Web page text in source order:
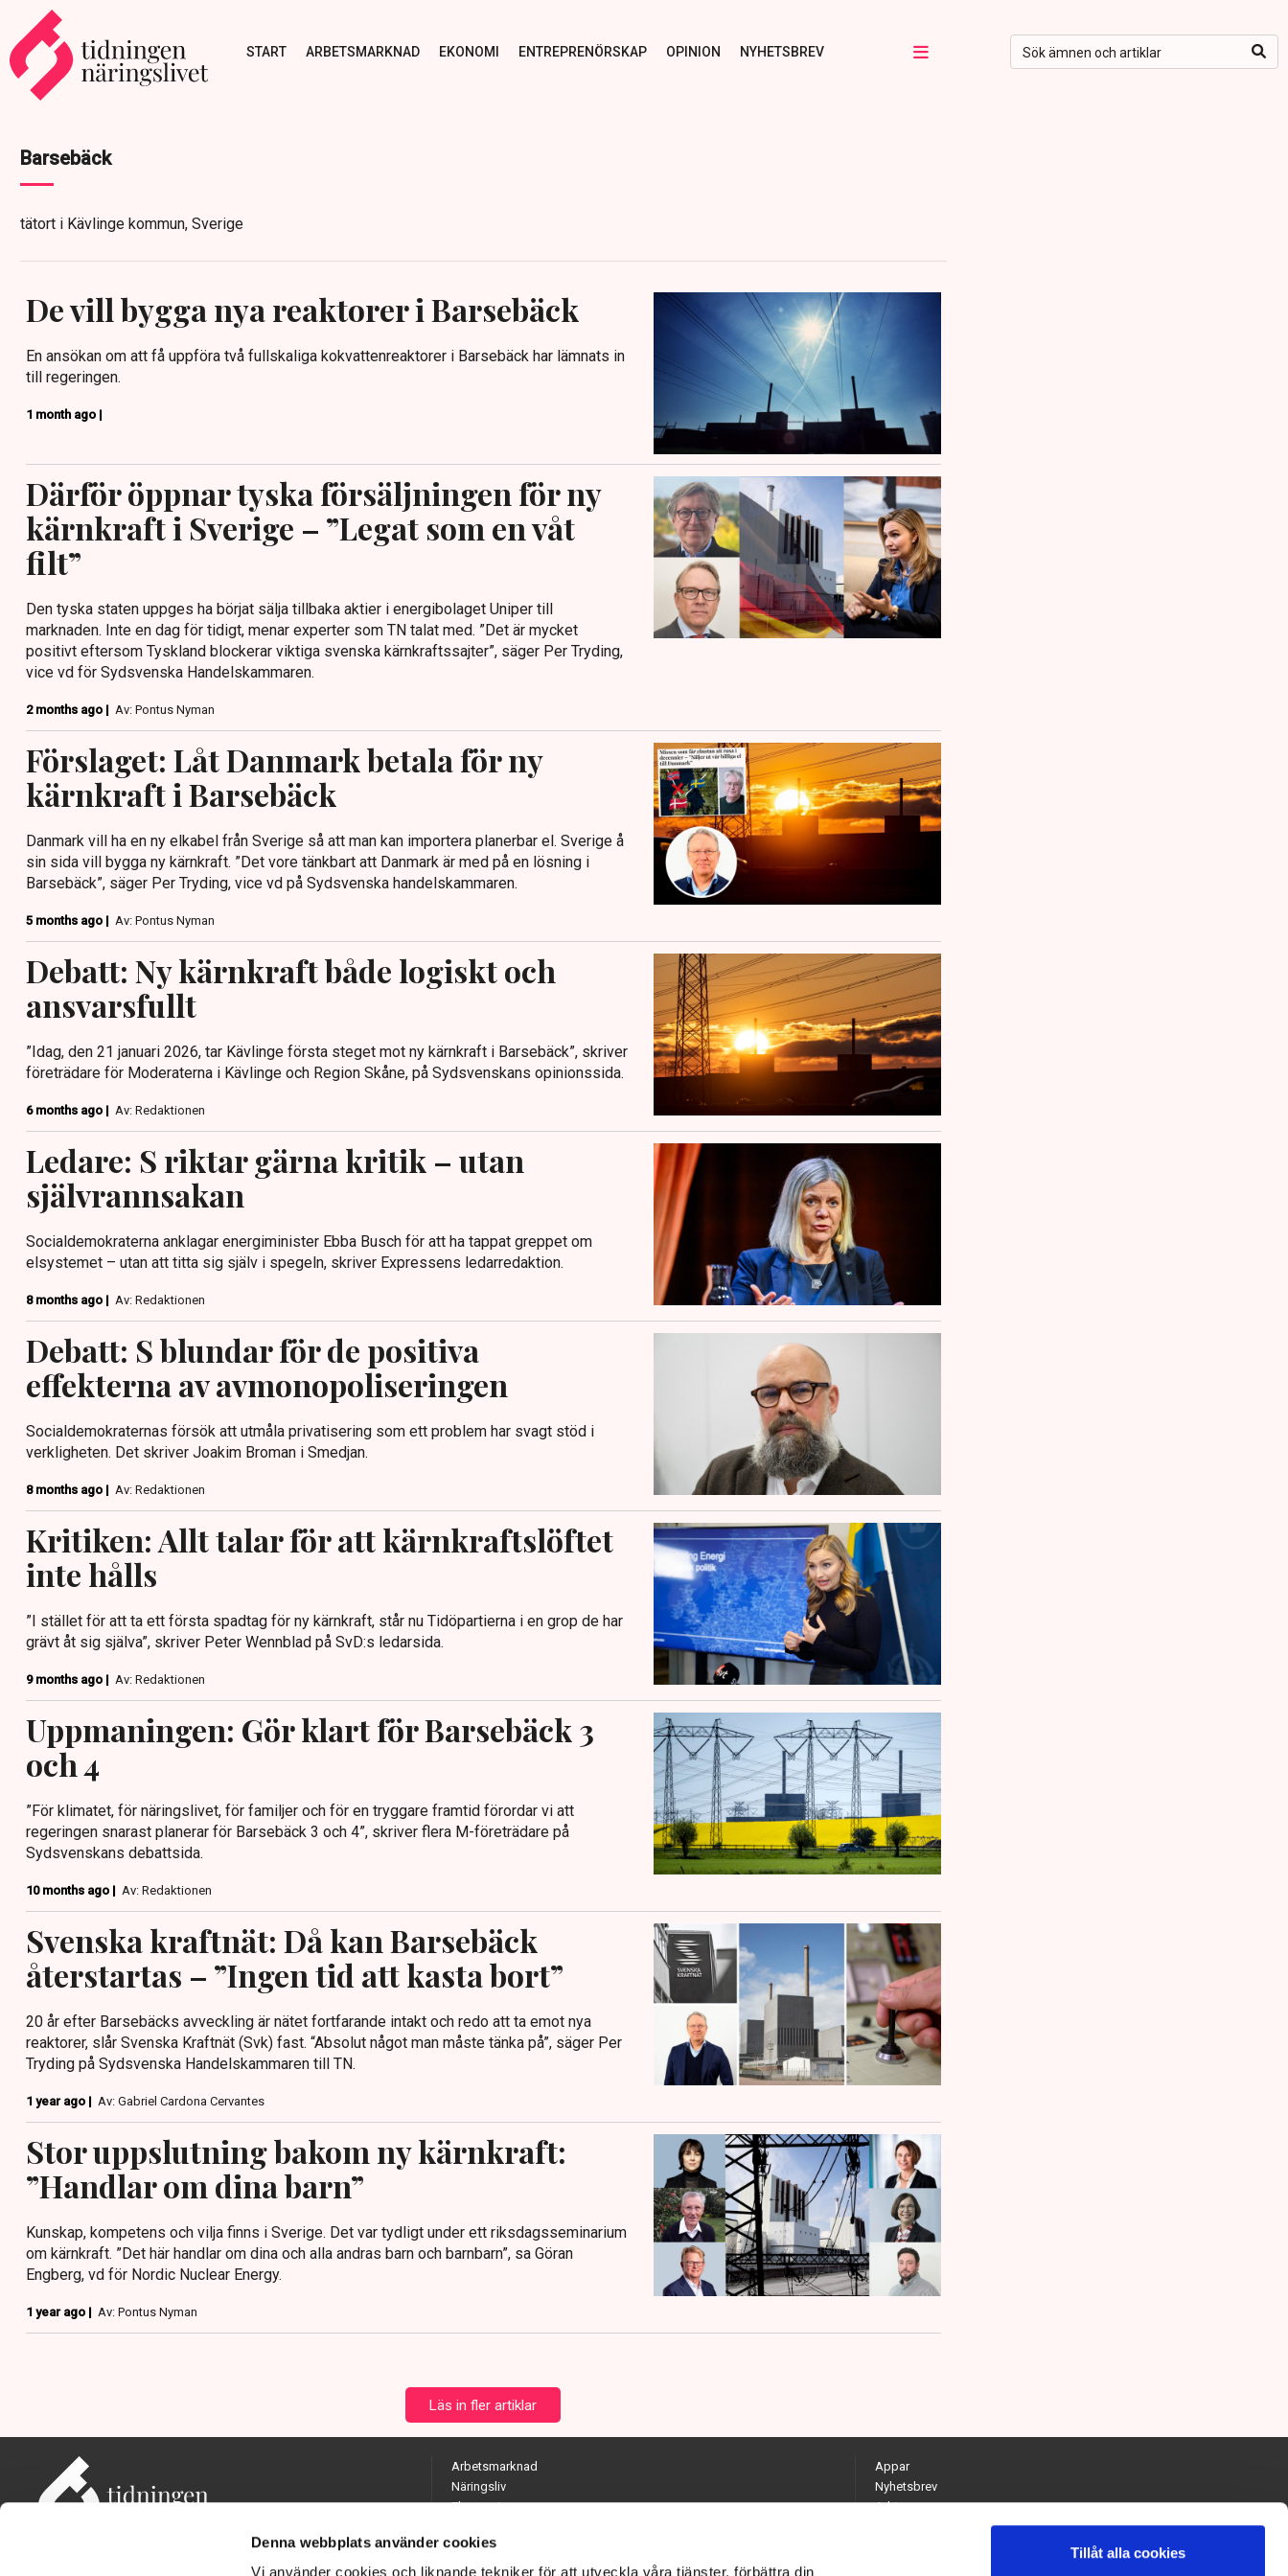
Denna webbplats använder cookies
Vi använder cookies och liknande tekniker för att utveckla våra tjänster, förbättra din
Tillåt alla cookies
START ARBETSMARKNAD EKONOMI ENTREPRENÖRSKAP OPINION NYHETSBREV
Barsebäck
tätort i Kävlinge kommun, Sverige
De vill bygga nya reaktorer i Barsebäck
En ansökan om att få uppföra två fullskaliga kokvattenreaktorer i Barsebäck har lämnats in
till regeringen.
1 month ago |
Därför öppnar tyska försäljningen för ny
kärnkraft i Sverige – ”Legat som en våt
filt”
Den tyska staten uppges ha börjat sälja tillbaka aktier i energibolaget Uniper till
marknaden. Inte en dag för tidigt, menar experter som TN talat med. ”Det är mycket
positivt eftersom Tyskland blockerar viktiga svenska kärnkraftssajter”, säger Per Tryding,
vice vd för Sydsvenska Handelskammaren.
2 months ago | Av: Pontus Nyman
Förslaget: Låt Danmark betala för ny
kärnkraft i Barsebäck
Danmark vill ha en ny elkabel från Sverige så att man kan importera planerbar el. Sverige å
sin sida vill bygga ny kärnkraft. ”Det vore tänkbart att Danmark är med på en lösning i
Barsebäck”, säger Per Tryding, vice vd på Sydsvenska handelskammaren.
5 months ago | Av: Pontus Nyman
Debatt: Ny kärnkraft både logiskt och
ansvarsfullt
”Idag, den 21 januari 2026, tar Kävlinge första steget mot ny kärnkraft i Barsebäck”, skriver
företrädare för Moderaterna i Kävlinge och Region Skåne, på Sydsvenskans opinionssida.
6 months ago | Av: Redaktionen
Ledare: S riktar gärna kritik – utan
självrannsakan
Socialdemokraterna anklagar energiminister Ebba Busch för att ha tappat greppet om
elsystemet – utan att titta sig själv i spegeln, skriver Expressens ledarredaktion.
8 months ago | Av: Redaktionen
Debatt: S blundar för de positiva
effekterna av avmonopoliseringen
Socialdemokraternas försök att utmåla privatisering som ett problem har svagt stöd i
verkligheten. Det skriver Joakim Broman i Smedjan.
8 months ago | Av: Redaktionen
Kritiken: Allt talar för att kärnkraftslöftet
inte hålls
”I stället för att ta ett första spadtag för ny kärnkraft, står nu Tidöpartierna i en grop de har
grävt åt sig själva”, skriver Peter Wennblad på SvD:s ledarsida.
9 months ago | Av: Redaktionen
Uppmaningen: Gör klart för Barsebäck 3
och 4
”För klimatet, för näringslivet, för familjer och för en tryggare framtid förordar vi att
regeringen snarast planerar för Barsebäck 3 och 4”, skriver flera M-företrädare på
Sydsvenskans debattsida.
10 months ago | Av: Redaktionen
Svenska kraftnät: Då kan Barsebäck
återstartas – ”Ingen tid att kasta bort”
20 år efter Barsebäcks avveckling är nätet fortfarande intakt och redo att ta emot nya
reaktorer, slår Svenska Kraftnät (Svk) fast. “Absolut något man måste tänka på”, säger Per
Tryding på Sydsvenska Handelskammaren till TN.
1 year ago | Av: Gabriel Cardona Cervantes
Stor uppslutning bakom ny kärnkraft:
”Handlar om dina barn”
Kunskap, kompetens och vilja finns i Sverige. Det var tydligt under ett riksdagsseminarium
om kärnkraft. ”Det här handlar om dina och alla andras barn och barnbarn”, sa Göran
Engberg, vd för Nordic Nuclear Energy.
1 year ago | Av: Pontus Nyman
Läs in fler artiklar
Arbetsmarknad
Näringsliv
Ekonomi
Opinion
Hållbarhet
Appar
Nyhetsbrev
Arkiv
Kontakta redaktionen